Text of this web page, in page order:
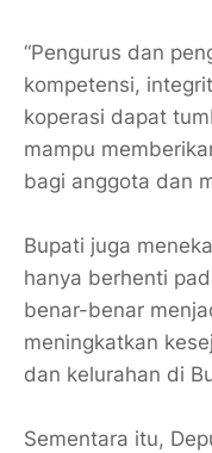
“Pengurus dan
kompetensi,
koperasi dapat
mampu
bagi anggota dan
Bupati juga
hanya berhenti
benar-benar
meningkatkan
dan kelurahan di
Sementara itu,